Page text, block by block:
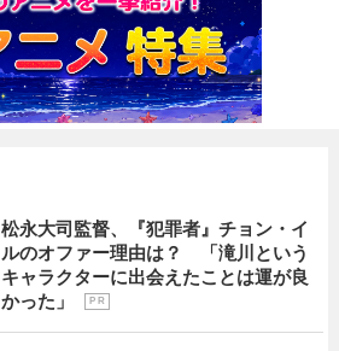
松永大司監督、『犯罪者』チョン・イ
ルのオファー理由は？ 「滝川という
キャラクターに出会えたことは運が良
かった」
P R